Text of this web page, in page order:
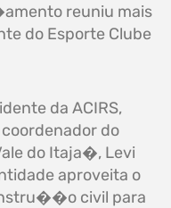
reuniu mais
do Esporte Clube
da ACIRS,
do
do Itaja�, Levi
aproveita o
civil para